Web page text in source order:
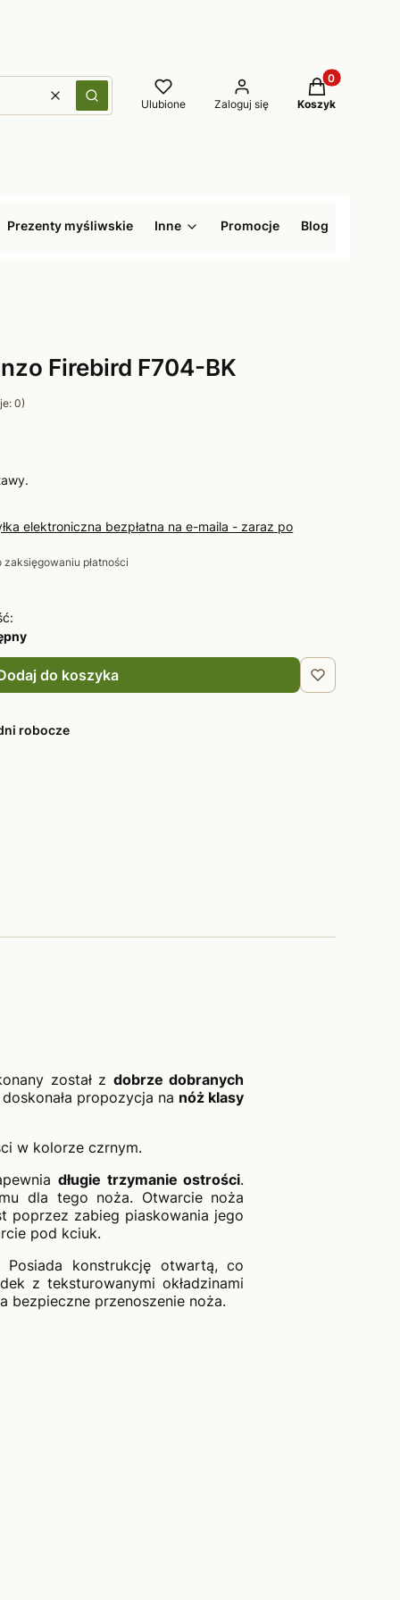
WyczyśćSzukaj Ulubione Zaloguj się
Produkty w
Koszyk
Prezenty myśliwskie Inne Promocje Blog
Firebird F704-BK
0)
elektroniczna bezpłatna na e-maila - zaraz po
zaksięgowaniu płatności
do koszyka
robocze
został z dobrze dobranych
propozycja na nóż klasy
w kolorze czrnym.
długie trzymanie ostrości.
dla tego noża. Otwarcie noża
poprzez zabieg piaskowania jego
pod kciuk.
konstrukcję otwartą, co
z teksturowanymi okładzinami
bezpieczne przenoszenie noża.